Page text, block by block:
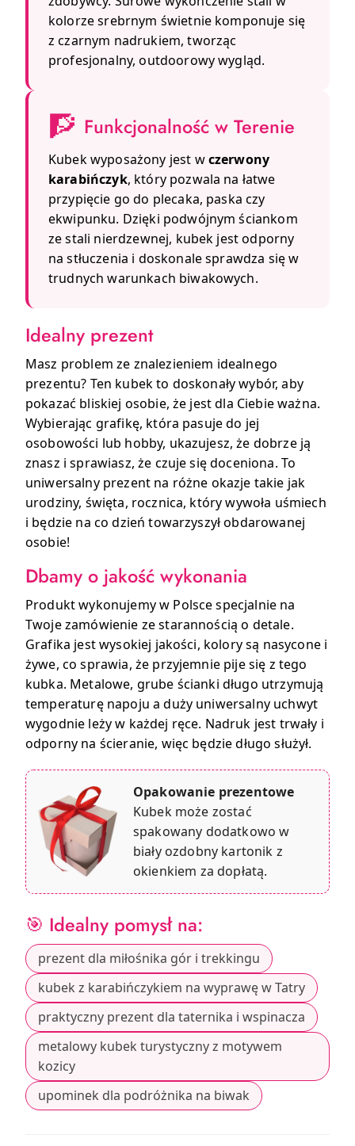
kolorze srebrnym świetnie komponuje się
z czarnym nadrukiem, tworząc
profesjonalny, outdoorowy wygląd.
🧗 Funkcjonalność w Terenie
Kubek wyposażony jest wczerwony
karabińczyk, który pozwala na łatwe
przypięcie go do plecaka, paska czy
ekwipunku. Dzięki podwójnym ściankom
ze stali nierdzewnej, kubek jest odporny
na stłuczenia i doskonale sprawdza się w
trudnych warunkach biwakowych.
Idealny prezent
Masz problem ze znalezieniem idealnego
prezentu? Ten kubek to doskonały wybór, aby
pokazać bliskiej osobie, że jest dla Ciebie ważna.
Wybierając grafikę, która pasuje do jej
osobowości lub hobby, ukazujesz, że dobrze ją
znasz i sprawiasz, że czuje się doceniona. To
uniwersalny prezent na różne okazje takie jak
urodziny, święta, rocznica, który wywoła uśmiech
i będzie na co dzień towarzyszył obdarowanej
osobie!
Dbamy o jakość wykonania
Produkt wykonujemy w Polsce specjalnie na
Twoje zamówienie ze starannością o detale.
Grafika jest wysokiej jakości, kolory są nasycone i
żywe, co sprawia, że przyjemnie pije się z tego
kubka. Metalowe, grube ścianki długo utrzymują
temperaturę napoju a duży uniwersalny uchwyt
wygodnie leży w każdej ręce. Nadruk jest trwały i
odporny na ścieranie, więc będzie długo służył.
Opakowanie prezentowe
Kubek może zostać
spakowany dodatkowo w
biały ozdobny kartonik z
okienkiem za dopłatą.
🎯 Idealny pomysł na:
prezent dla miłośnika gór i trekkingu
kubek z karabińczykiem na wyprawę w Tatry
praktyczny prezent dla taternika i wspinacza
metalowy kubek turystyczny z motywem
kozicy
upominek dla podróżnika na biwak